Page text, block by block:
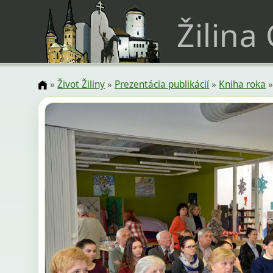
Žilina
»Život Žiliny» Prezentácia publikácií» Kniha roka